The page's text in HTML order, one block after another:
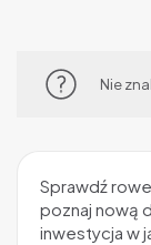
Nie
Sprawdź
poznaj nową
inwestycja w